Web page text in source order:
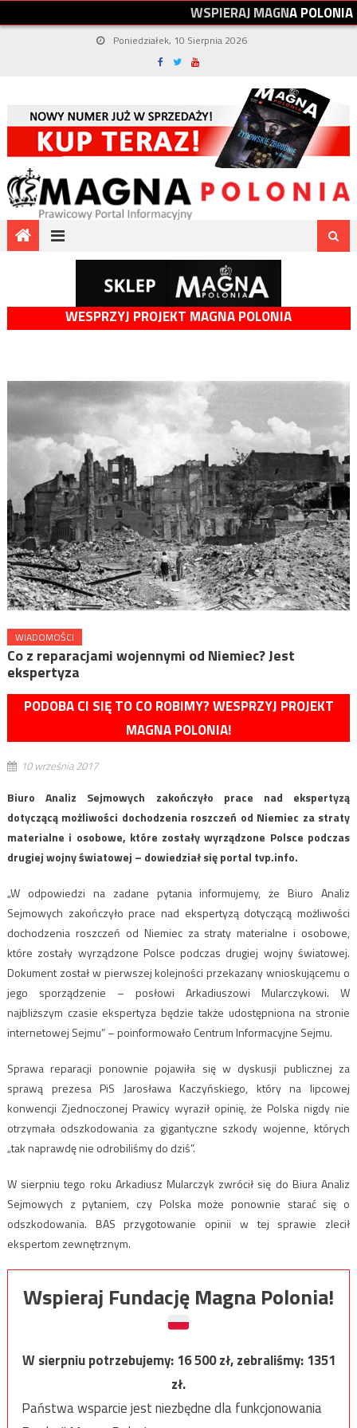
WSPIERAJMAGNAPOLONIA
Poniedziałek, 10 Sierpnia 2026
WESPRZYJ PROJEKT MAGNA POLONIA
WIADOMOŚCI
Co z reparacjami wojennymi od Niemiec? Jest
ekspertyza
PODOBA CI SIĘ TO CO ROBIMY? WESPRZYJ PROJEKT
MAGNA POLONIA!
10 września 2017
Biuro Analiz Sejmowych zakończyło prace nad ekspertyzą
dotyczącą możliwości dochodzenia roszczeń od Niemiec za straty
materialne i osobowe, które zostały wyrządzone Polsce podczas
drugiej wojny światowej – dowiedział się portal tvp.info.
„W odpowiedzi na zadane pytania informujemy, że Biuro Analiz
Sejmowych zakończyło prace nad ekspertyzą dotyczącą możliwości
dochodzenia roszczeń od Niemiec za straty materialne i osobowe,
które zostały wyrządzone Polsce podczas drugiej wojny światowej.
Dokument został w pierwszej kolejności przekazany wnioskującemu o
jego sporządzenie – posłowi Arkadiuszowi Mularczykowi. W
najbliższym czasie ekspertyza będzie także udostępniona na stronie
internetowej Sejmu” – poinformowało Centrum Informacyjne Sejmu.
Sprawa reparacji ponownie pojawiła się w dyskusji publicznej za
sprawą prezesa PiS Jarosława Kaczyńskiego, który na lipcowej
konwencji Zjednoczonej Prawicy wyraził opinię, że Polska nigdy nie
otrzymała odszkodowania za gigantyczne szkody wojenne, których
„tak naprawdę nie odrobiliśmy do dziś”.
W sierpniu tego roku Arkadiusz Mularczyk zwrócił się do Biura Analiz
Sejmowych z pytaniem, czy Polska może ponownie starać się o
odszkodowania. BAS przygotowanie opinii w tej sprawie zlecił
ekspertom zewnętrznym.
Wspieraj Fundację Magna Polonia!
W sierpniu potrzebujemy:16 500zł, zebraliśmy:1351
zł.
Państwa wsparcie jest niezbędne dla funkcjonowania